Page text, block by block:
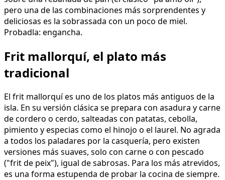
pero una de las combinaciones más sorprendentes y
deliciosas es la sobrassada con un poco de miel.
Probadla: engancha.
Frit mallorquí, el plato más
tradicional
El frit mallorquí es uno de los platos más antiguos de la
isla. En su versión clásica se prepara con asadura y carne
de cordero o cerdo, salteadas con patatas, cebolla,
pimiento y especias como el hinojo o el laurel. No agrada
a todos los paladares por la casquería, pero existen
versiones más suaves, solo con carne o con pescado
("frit de peix"), igual de sabrosas. Para los más atrevidos,
es una forma estupenda de probar la cocina de siempre.